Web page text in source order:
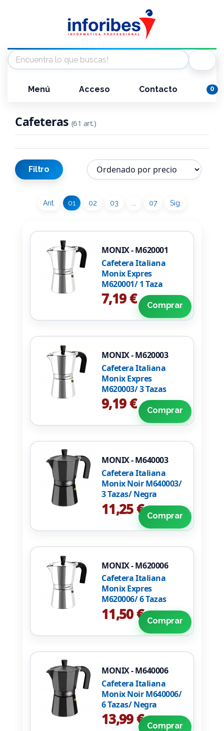
Menú Acceso Contacto 0
Cafeteras (61 art.)
Filtro
Ant. 01 02 03 07 Sig.
MONIX - M620001
Cafetera Italiana
Monix Expres
M620001/ 1 Taza
7,19 € Comprar
MONIX - M620003
Cafetera Italiana
Monix Expres
M620003/ 3 Tazas
9,19 € Comprar
MONIX - M640003
Cafetera Italiana
Monix Noir M640003/
3 Tazas/ Negra
11,25 € Comprar
MONIX - M620006
Cafetera Italiana
Monix Expres
M620006/ 6 Tazas
11,50 € Comprar
MONIX - M640006
Cafetera Italiana
Monix Noir M640006/
6 Tazas/ Negra
13,99 € Comprar